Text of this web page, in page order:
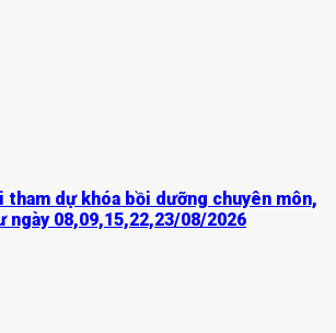
tham dự khóa bồi dưỡng chuyên môn,
ngày 08,09,15,22,23/08/2026